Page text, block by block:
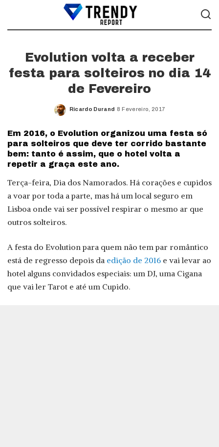
Evolution volta a receber
festa para solteiros no dia 14
de Fevereiro
Posted
Ricardo Durand 8 Fevereiro, 2017
Em 2016, o Evolution organizou uma festa só
para solteiros que deve ter corrido bastante
bem: tanto é assim, que o hotel volta a
repetir a graça este ano.
Terça-feira, Dia dos Namorados. Há corações e cupidos
a voar por toda a parte, mas há um local seguro em
Lisboa onde vai ser possível respirar o mesmo ar que
outros solteiros.
A festa do Evolution para quem não tem par romântico
está de regresso depois da edição de 2016 e vai levar ao
hotel alguns convidados especiais: um DJ, uma Cigana
que vai ler Tarot e até um Cupido.